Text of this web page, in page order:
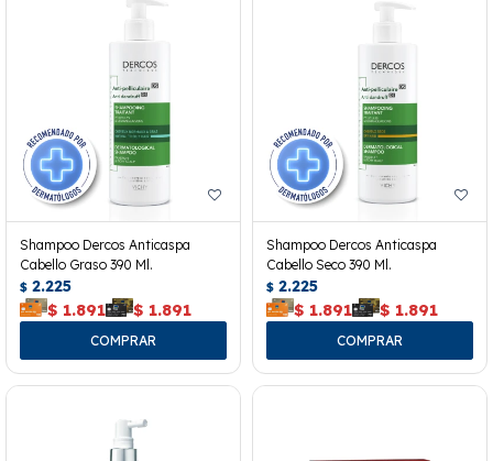
Shampoo Dercos Anticaspa
Cabello Graso 390 Ml.
$ 2.225
$ 1.891 $ 1.891
Shampoo Dercos Anticaspa
Cabello Seco 390 Ml.
$ 2.225
$ 1.891 $ 1.891